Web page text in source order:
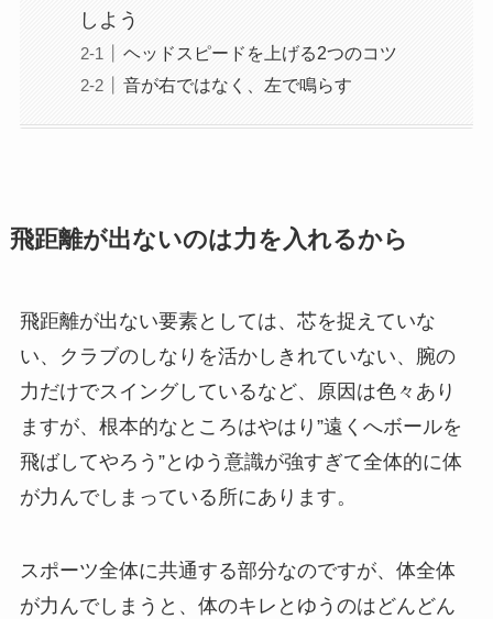
しよう
ヘッドスピードを上げる2つのコツ
音が右ではなく、左で鳴らす
飛距離が出ないのは力を入れるから
飛距離が出ない要素としては、芯を捉えていな
い、クラブのしなりを活かしきれていない、腕の
力だけでスイングしているなど、原因は色々あり
ますが、根本的なところはやはり”遠くへボールを
飛ばしてやろう”とゆう意識が強すぎて全体的に体
が力んでしまっている所にあります。
スポーツ全体に共通する部分なのですが、体全体
が力んでしまうと、体のキレとゆうのはどんどん